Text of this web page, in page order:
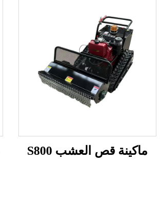
ماكينة قص العشب S800